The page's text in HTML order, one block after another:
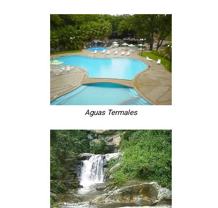
Aguas Termales